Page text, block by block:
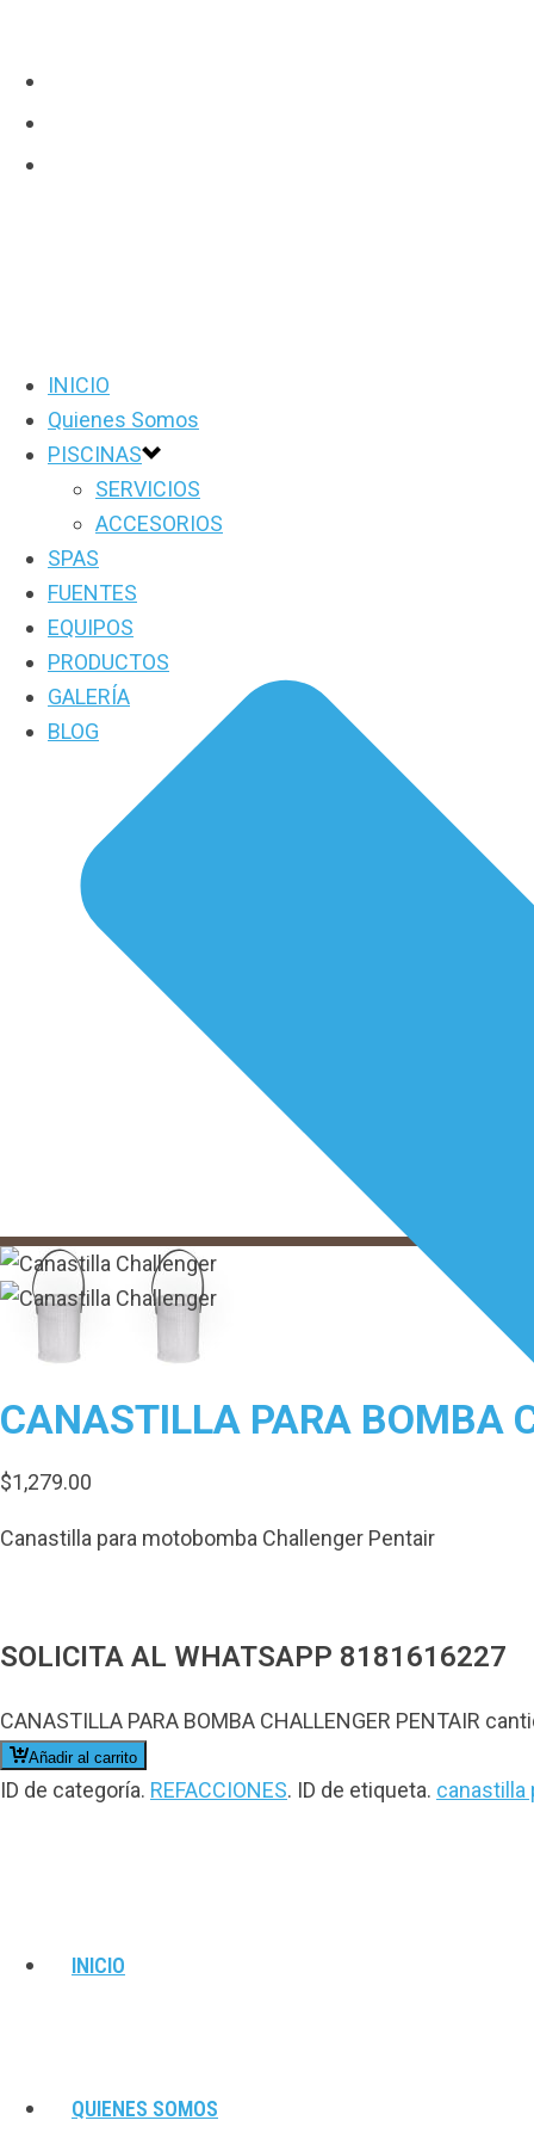
INICIO
QUIENES SOMOS
INICIO
Quienes Somos
PISCINAS
SERVICIOS
ACCESORIOS
SPAS
FUENTES
EQUIPOS
PRODUCTOS
GALERÍA
BLOG
CANASTILLA PARA BOMBA
$1,279.00
Canastilla para motobomba Challenger Pentair
SOLICITA AL WHATSAPP 8181616227
CANASTILLA PARA BOMBA CHALLENGER PENTAIR
Añadir al carrito
ID de categoría. REFACCIONES. ID de etiqueta. canastilla